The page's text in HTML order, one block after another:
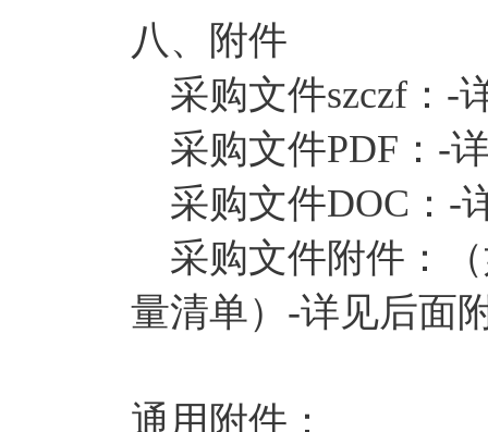
八、附件
采购文件szczf：-
采购文件PDF：-
采购文件DOC：-
采购文件附件：（
量清单）-详见后面
通用附件：